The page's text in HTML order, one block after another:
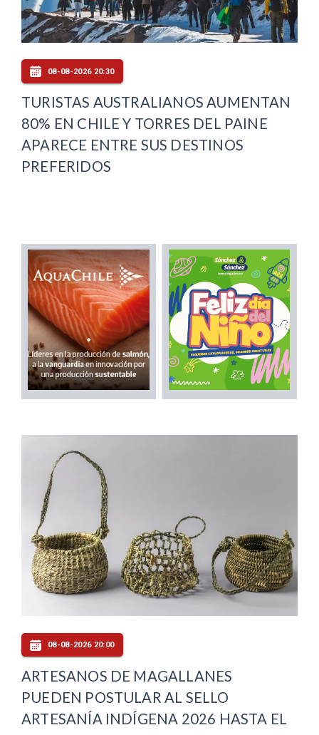
08-08-2026 20:30
TURISTAS AUSTRALIANOS AUMENTAN
80% EN CHILE Y TORRES DEL PAINE
APARECE ENTRE SUS DESTINOS
PREFERIDOS
08-08-2026 20:00
ARTESANOS DE MAGALLANES
PUEDEN POSTULAR AL SELLO
ARTESANÍA INDÍGENA 2026 HASTA EL